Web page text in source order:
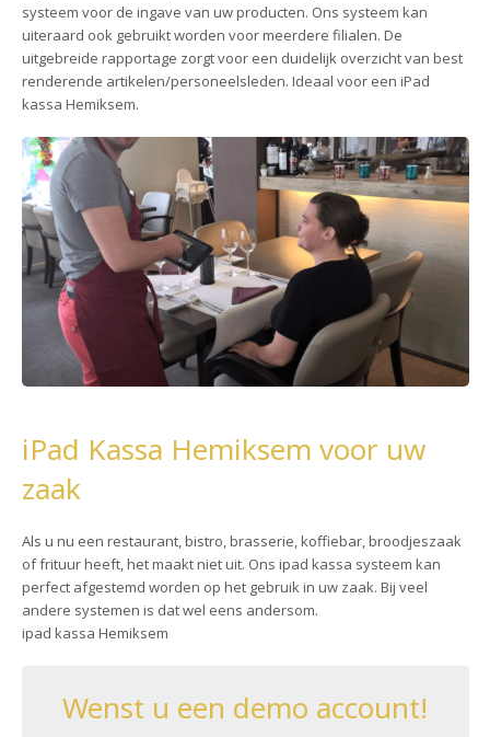
systeem voor de ingave van uw producten. Ons systeem kan
uiteraard ook gebruikt worden voor meerdere filialen. De
uitgebreide rapportage zorgt voor een duidelijk overzicht van best
renderende artikelen/personeelsleden. Ideaal voor een iPad
kassa Hemiksem.
iPad Kassa Hemiksem voor uw
zaak
Als u nu een restaurant, bistro, brasserie, koffiebar, broodjeszaak
of frituur heeft, het maakt niet uit. Ons ipad kassa systeem kan
perfect afgestemd worden op het gebruik in uw zaak. Bij veel
andere systemen is dat wel eens andersom.
ipad kassa Hemiksem
Wenst u een demo account!